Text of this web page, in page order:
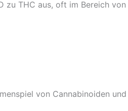
zu THC aus, oft im Bereich
von Cannabinoiden und